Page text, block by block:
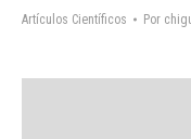
Artículos Científicos Por